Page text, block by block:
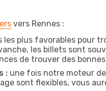
vers Rennes :
les plus favorables pour
les billets sont
de trouver des
: une fois notre moteur
sont flexibles, vous